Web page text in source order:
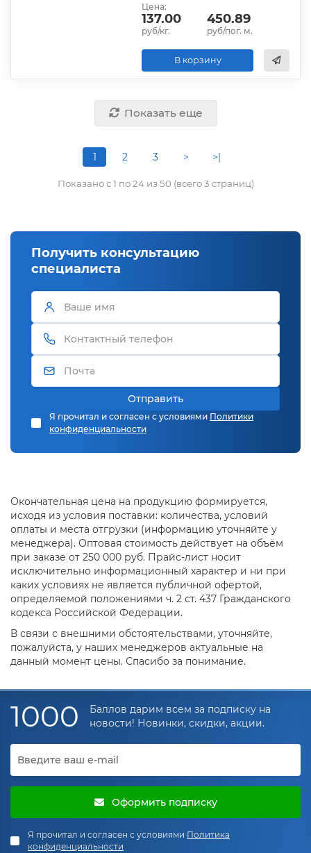
Цена:
137.00
руб/кг.
450.89
руб/пог. м.
В корзину
Показать еще
1 2 3 > >|
Показано с 1 по 24 из 50 (всего 3 страниц)
Получить консультацию
специалиста
Отправить
Я прочитал и согласен с условиями Политики
конфиденциальности
Окончательная цена на продукцию формируется,
исходя из условия поставки: количества, условий
оплаты и места отгрузки (информацию уточняйте у
менеджера). Оптовая стоимость действует на объём
при заказе от 250 000 руб. Прайс-лист носит
исключительно информационный характер и ни при
каких условиях не является публичной офертой,
определяемой положениями ч. 2 ст. 437 Гражданского
кодекса Российской Федерации.
В связи с внешними обстоятельствами, уточняйте,
пожалуйста, у наших менеджеров актуальные на
данный момент цены. Спасибо за понимание.
1000
Баллов дарим всем за подписку на
новости! Новинки, скидки, акции.
Оформить подписку
Я прочитал и согласен с условиями Политика
конфиденциальности